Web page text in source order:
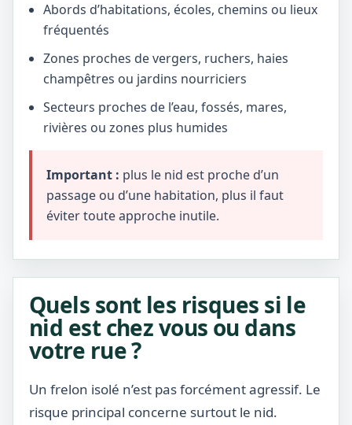
Abords d’habitations, écoles, chemins ou lieux
fréquentés
Zones proches de vergers, ruchers, haies
champêtres ou jardins nourriciers
Secteurs proches de l’eau, fossés, mares,
rivières ou zones plus humides
Important : plus le nid est proche d’un
passage ou d’une habitation, plus il faut
éviter toute approche inutile.
Quels sont les risques si le
nid est chez vous ou dans
votre rue ?
Un frelon isolé n’est pas forcément agressif. Le
risque principal concerne surtout le nid.